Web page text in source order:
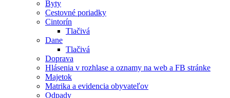
Byty
Cestovné poriadky
Cintorín
Tlačivá
Dane
Tlačivá
Doprava
Hlásenia v rozhlase a oznamy na web a FB stránke
Majetok
Matrika a evidencia obyvateľov
Odpady